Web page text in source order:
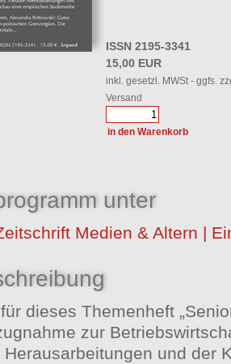
ISSN 2195-3341
15,00 EUR
inkl. gesetzl. MWSt - ggfs.
Versand
unter
Medien & Altern |
dieses Themenheft
zur
und der